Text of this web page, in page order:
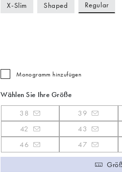
X-Slim Shaped Regular
Monogramm hinzufügen
Wählen Sie Ihre Größe
38 39
42
43
46
47